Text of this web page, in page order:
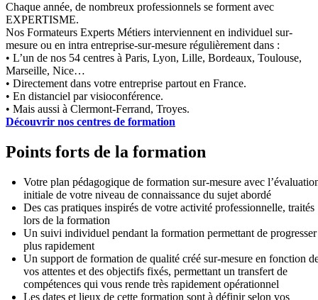
Chaque année, de nombreux professionnels se forment avec
EXPERTISME.
Nos Formateurs Experts Métiers interviennent en individuel sur-
mesure ou en intra entreprise-sur-mesure régulièrement dans :
• L’un de nos 54 centres à Paris, Lyon, Lille, Bordeaux, Toulouse,
Marseille, Nice…
• Directement dans votre entreprise partout en France.
• En distanciel par visioconférence.
• Mais aussi à Clermont-Ferrand, Troyes.
Découvrir nos centres de formation
Points forts de la formation
Votre plan pédagogique de formation sur-mesure avec
initiale de votre niveau de connaissance du sujet abordé
Des cas pratiques inspirés de votre activité professionnelle, traités
lors de la formation
Un suivi individuel pendant la formation permettant de progresser
plus rapidement
Un support de formation de qualité créé sur-mesure en fonction
vos attentes et des objectifs fixés, permettant un transfert de
compétences qui vous rende très rapidement opérationnel
Les dates et lieux de cette formation sont à définir selon vos